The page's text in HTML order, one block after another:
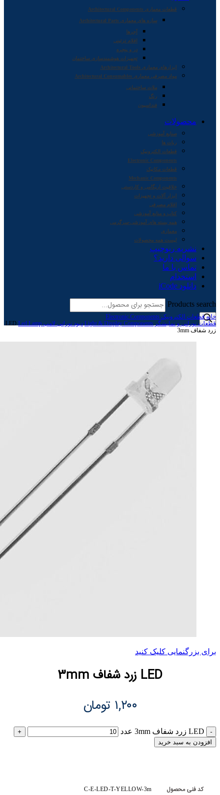
قطعات معماری Architectural Components
سازه های معماری Architectural Parts
آجرها
اقلام تزئینی
در و پنجره
تجهیزات هوشمندسازی ساختمان
ابزارهای معماری Architectural Tools
مواد مصرفی معماری Architectural Consumables
ملات ساختمانی
رنگ
فنداسیون
محصولات
صنایع آموزشی
ربات ها
قطعات الکترونیک
Electronic Components
قطعات مکانیک
Mechanic Components
خلاقیت اریگامی و کاردستی
ابزار آلات و تجهیزات
اقلام مصرفی
کتاب و منابع آموزشی
همه بسته های آموزشی-سرگرمی
معماری
لیست همه محصولات
نشریه ربوچیپ
سوالی دارید؟
تماس با ما
استخدام
دانلود iCode
Products search
خانه قطعات الکترونیک Electronic Components
قطعات نورانی و نمایشگر Light & Display Components
دیود نورانی لامپ Led Lamp
LED
زرد شفاف 3mm
برای بزرگنمایی کلیک کنید
LED زرد شفاف 3mm
۱,۲۰۰ تومان
LED زرد شفاف 3mm عدد
افزودن به سبد خرید
کد فنی محصول C-E-LED-T-YELLOW-3m